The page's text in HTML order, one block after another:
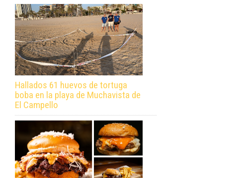
Hallados 61 huevos de tortuga
boba en la playa de Muchavista de
El Campello